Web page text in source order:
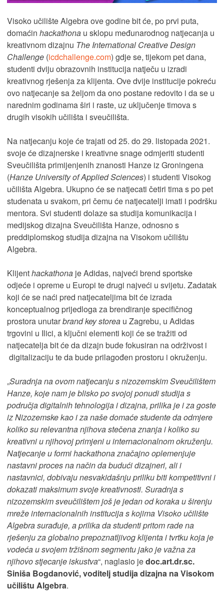
Visoko učilište Algebra ove godine bit će, po prvi puta,
domaćin hackathona u sklopu međunarodnog natjecanja u
kreativnom dizajnu The International Creative Design
Challenge (icdchallenge.com) gdje se, tijekom pet dana,
studenti dviju obrazovnih institucija natječu u izradi
kreativnog rješenja za klijenta. Ove dvije institucije pokreću
ovo natjecanje sa željom da ono postane redovito i da se u
narednim godinama širi i raste, uz uključenje timova s
drugih visokih učilišta i sveučilišta.
Na natjecanju koje će trajati od 25. do 29. listopada 2021.
svoje će dizajnerske i kreativne snage odmjeriti studenti
Sveučilišta primijenjenih znanosti Hanze iz Groningena
(Hanze University of Applied Sciences) i studenti Visokog
učilišta Algebra. Ukupno će se natjecati četiri tima s po pet
studenata u svakom, pri čemu će natjecatelji imati i podršku
mentora. Svi studenti dolaze sa studija komunikacija i
medijskog dizajna Sveučilišta Hanze, odnosno s
preddiplomskog studija dizajna na Visokom učilištu
Algebra.
Klijenthackathona je Adidas, najveći brend sportske
odjeće i opreme u Europi te drugi najveći u svijetu. Zadatak
koji će se naći pred natjecateljima bit će izrada
konceptualnog prijedloga za brendiranje specifičnog
prostora unutarbrand key storea u Zagrebu, u Adidas
trgovini u Ilici, a ključni elementi koji će se tražiti od
natjecatelja bit će da dizajn bude fokusiran na održivost i
digitalizaciju te da bude prilagođen prostoru i okruženju.
„Suradnja na ovom natjecanju s nizozemskim Sveučilištem
Hanze, koje nam je blisko po svojoj ponudi studija s
područja digitalnih tehnologija i dizajna, prilika je i za goste
iz Nizozemske kao i za naše domaće studente da odmjere
koliko su relevantna njihova stečena znanja i koliko su
kreativni u njihovoj primjeni u internacionalnom okruženju.
Natjecanje u formi hackathona značajno oplemenjuje
nastavni proces na način da budući dizajneri, ali i
nastavnici, dobivaju nesvakidašnju priliku biti kompetitivni i
dokazati maksimum svoje kreativnosti. Suradnja s
nizozemskim sveučilištem još je jedan od koraka u širenju
mreže internacionalnih institucija s kojima Visoko učilište
Algebra surađuje, a prilika da studenti pritom rade na
rješenju za globalno prepoznatljivog klijenta i tvrtku koja je
vodeća u svojem tržišnom segmentu jako je važna za
njihovo stjecanje iskustva“, naglasio jedoc.art.dr.sc.
Siniša Bogdanović, voditelj studija dizajna na Visokom
učilištu Algebra.